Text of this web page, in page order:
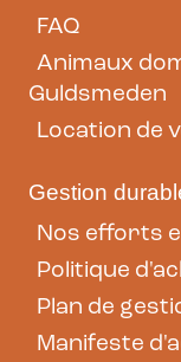
FAQ
Animaux
Guldsmeden
Location de
Gestion
Nos efforts
Politique
Plan de
Manifeste